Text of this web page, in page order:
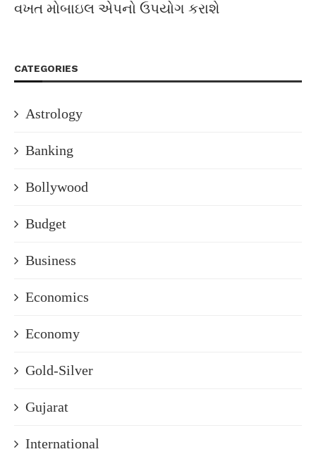
વખત મોબાઇલ એપનો ઉપયોગ કરાશે
CATEGORIES
Astrology
Banking
Bollywood
Budget
Business
Economics
Economy
Gold-Silver
Gujarat
International